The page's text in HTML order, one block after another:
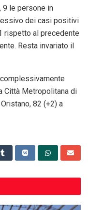
9 le persone in
dei casi positivi
rispetto al precedente
Resta invariato il
Città Metropolitana di
82 (+2) a